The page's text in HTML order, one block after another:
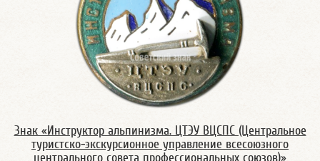
Знак «Инструктор альпинизма. ЦТЭУ ВЦСПС (Центральное
туристско-экскурсионное управление всесоюзного
центрального совета профессиональных союзов)»